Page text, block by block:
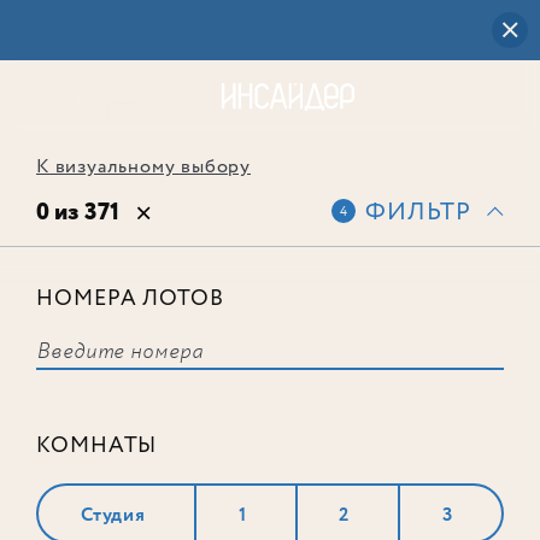
К визуальному выбору
0 из 371 4 ФИЛЬТР
НОМЕРА ЛОТОВ
КОМНАТЫ
Студия 1 2 3
соответствует ни одного лота